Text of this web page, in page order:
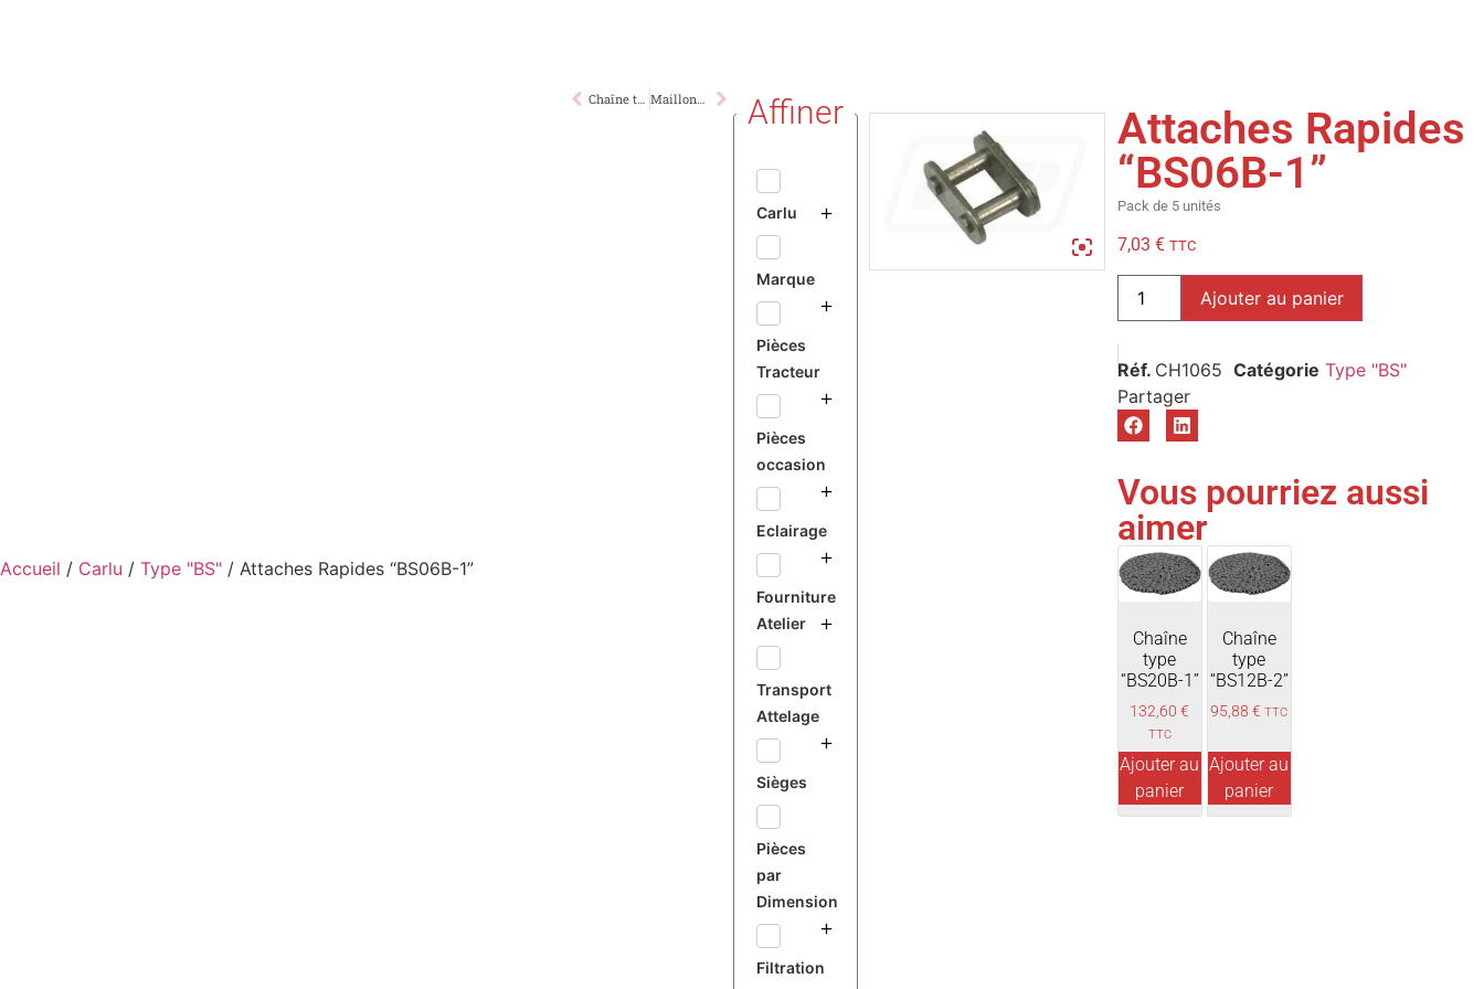
Accueil / Carlu / Type "BS" / Attaches Rapides “BS06B-1”
Chaîne type “BS08B-1” Affiner
Carlu
Marque
Pièces
Tracteur
Pièces
occasion
Eclairage
Fourniture
Atelier
Transport
Attelage
Sièges
Pièces
par
Dimension
Filtration
Attaches Rapides
“BS06B-1”
Pack de 5 unités
7,03 € TTC
Ajouter au panier
Réf. CH1065 Catégorie Type "BS"
Vous pourriez aussi
aimer
Chaîne
type
“BS20B-1”
132,60€
TTC
Ajouter au
panier
Chaîne
type
“BS12B-2”
95,88€ TTC
Ajouter au
panier